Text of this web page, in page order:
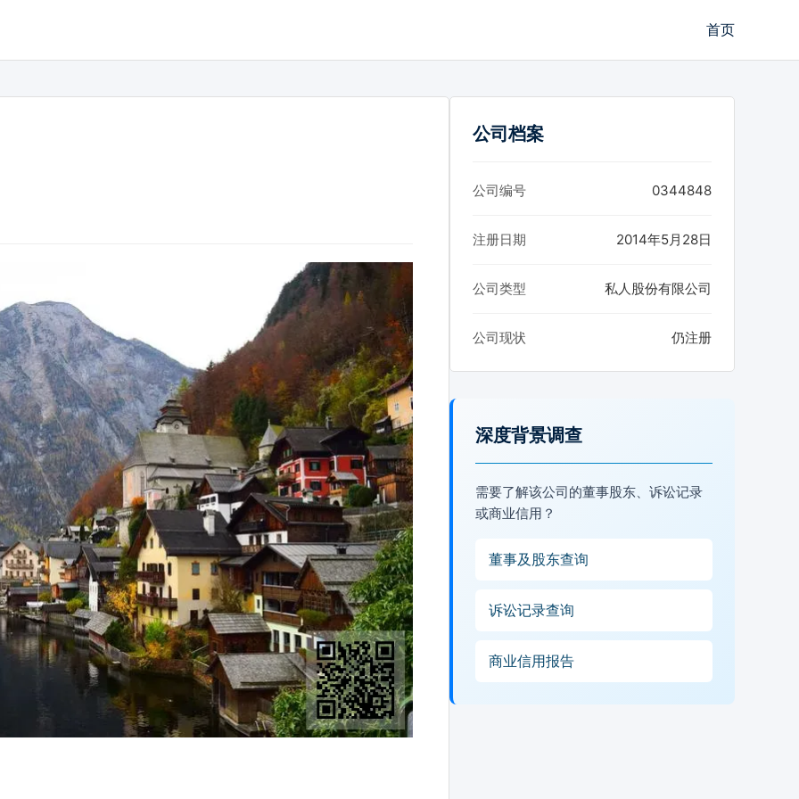
首页
公司档案
公司编号 0344848
注册日期 2014年5月28日
公司类型 私人股份有限公司
公司现状 仍注册
深度背景调查
需要了解该公司的董事股东、诉讼记录
或商业信用？
董事及股东查询
诉讼记录查询
商业信用报告